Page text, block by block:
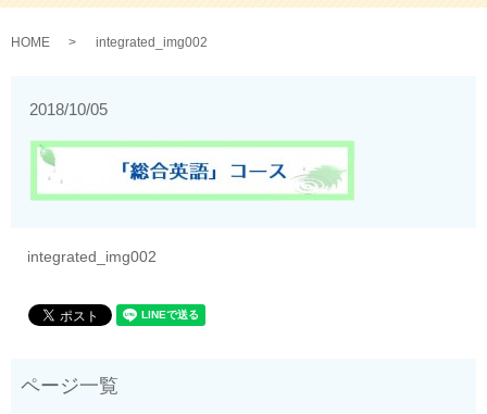
HOME integrated_img002
2018/10/05
integrated_img002